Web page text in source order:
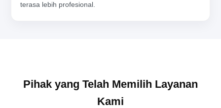
terasa lebih profesional.
Pihak yang Telah Memilih Layanan
Kami